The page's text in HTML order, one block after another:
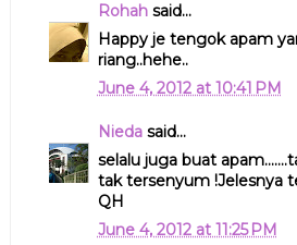
Rohahsaid...
Happy je tengok apam
riang..hehe..
June 4, 2012 at 10:41 PM
Niedasaid...
selalu juga buat
tak tersenyum !Jelesnya
QH
June 4, 2012 at 11:25 PM